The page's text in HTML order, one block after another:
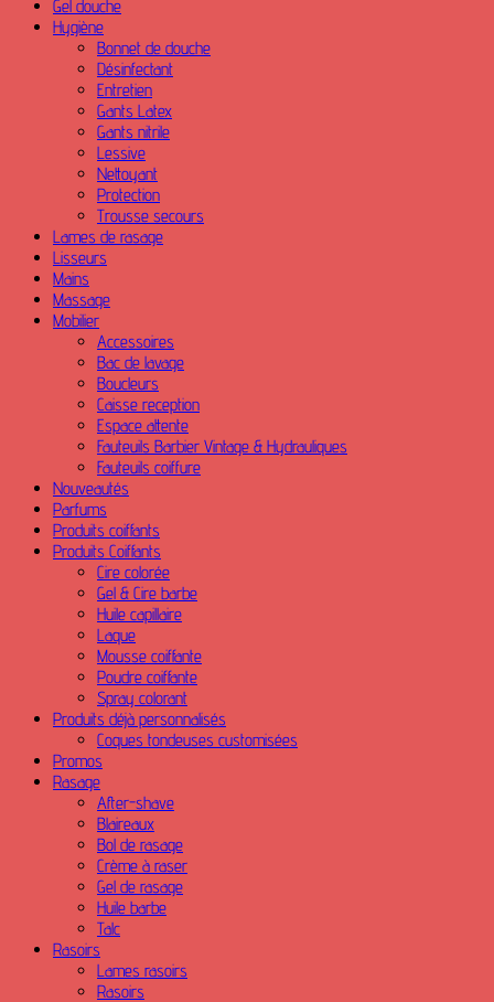
Gel douche
Hygiène
Bonnet de douche
Désinfectant
Entretien
Gants Latex
Gants nitrile
Lessive
Nettoyant
Protection
Trousse secours
Lames de rasage
Lisseurs
Mains
Massage
Mobilier
Accessoires
Bac de lavage
Boucleurs
Caisse reception
Espace attente
Fauteuils Barbier Vintage & Hydrauliques
Fauteuils coiffure
Nouveautés
Parfums
Produits coiffants
Produits Coiffants
Cire colorée
Gel & Cire barbe
Huile capillaire
Laque
Mousse coiffante
Poudre coiffante
Spray colorant
Produits déjà personnalisés
Coques tondeuses customisées
Promos
Rasage
After-shave
Blaireaux
Bol de rasage
Crème à raser
Gel de rasage
Huile barbe
Talc
Rasoirs
Lames rasoirs
Rasoirs